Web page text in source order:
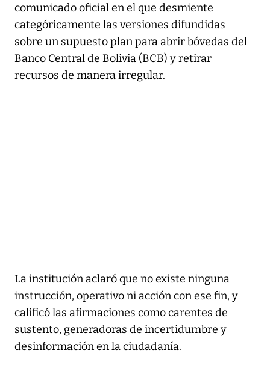
comunicado oficial en el que desmiente
categóricamente las versiones difundidas
sobre un supuesto plan para abrir bóvedas del
Banco Central de Bolivia (BCB) y retirar
recursos de manera irregular.
La institución aclaró que no existe ninguna
instrucción, operativo ni acción con ese fin, y
calificó las afirmaciones como carentes de
sustento, generadoras de incertidumbre y
desinformación en la ciudadanía.